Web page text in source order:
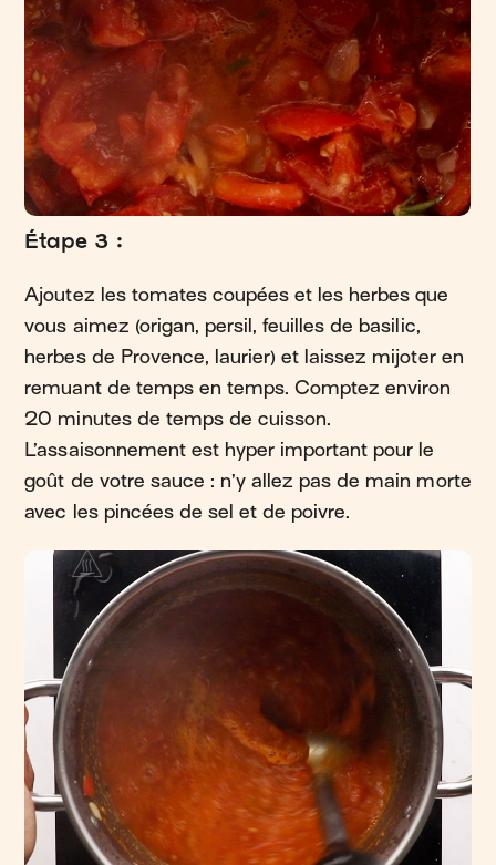
Étape 3 :
Ajoutez les tomates coupées et les herbes que
vous aimez (origan, persil, feuilles de basilic,
herbes de Provence, laurier) et laissez mijoter en
remuant de temps en temps. Comptez environ
20 minutes de temps de cuisson.
L’assaisonnement est hyper important pour le
goût de votre sauce : n’y allez pas de main morte
avec les pincées de sel et de poivre.